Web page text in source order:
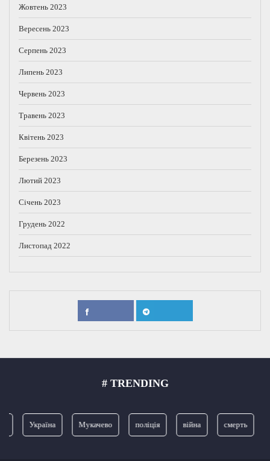
Жовтень 2023
Вересень 2023
Серпень 2023
Липень 2023
Червень 2023
Травень 2023
Квітень 2023
Березень 2023
Лютий 2023
Січень 2023
Грудень 2022
Листопад 2022
# TRENDING
Україна Мукачево поліція війна смерть